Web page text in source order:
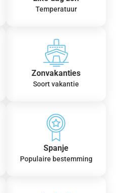
Temperatuur
Zonvakanties
Soort vakantie
Spanje
Populaire bestemming